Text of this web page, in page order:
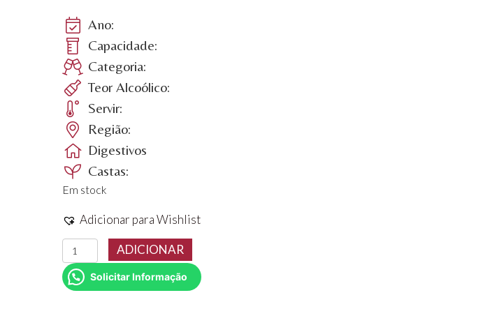
Ano:
Capacidade:
Categoria:
Teor Alcoólico:
Servir:
Região:
Digestivos
Castas:
Em stock
Adicionar para Wishlist
Quantidade
de
Vinho
Porto
ADICIONAR
Solicitar Informação